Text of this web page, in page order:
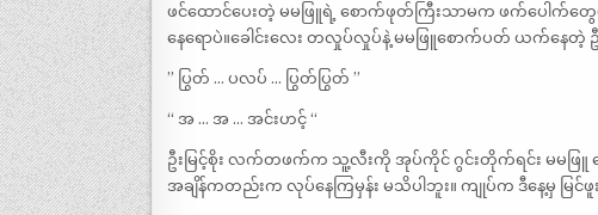
ဖင်ထောင်ပေးတဲ့ မမဖြူရဲ့ စောက်ဖုတ်ကြီးသာမက ဖက်ပေါက်တွ
နေရောပဲ။ခေါင်းလေး တလှုပ်လှုပ်နဲ့ မမဖြူစောက်ပတ် ယက်နေတဲ့
” ပြွတ် … ပလပ် … ပြွတ်ပြွတ် ”
“ အ … အ … အင်းဟင့် “
ဦးမြင့်စိုး လက်တဖက်က သူ့လီးကို အုပ်ကိုင် ဂွင်းတိုက်ရင်း မမဖ
အချိန်ကတည်းက လုပ်နေကြမှန်း မသိပါဘူး။ ကျုပ်က ဒီနေ့မှ မြင်ဖူး